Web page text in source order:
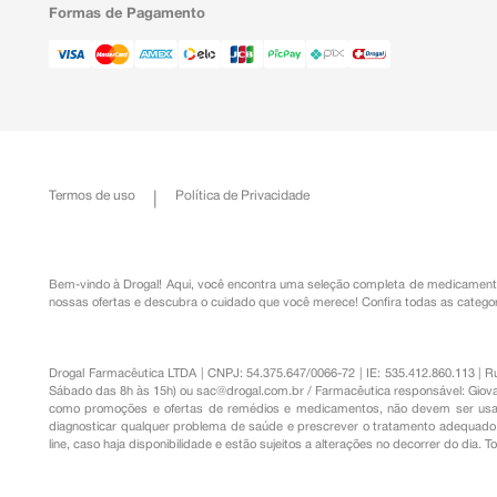
Formas de Pagamento
Termos de uso Política de Privacidade
Bem-vindo à Drogal! Aqui, você encontra uma seleção completa de
nossas ofertas e descubra o cuidado que você merece! Confira todas as
Drogal Farmacêutica LTDA | CNPJ: 54.375.647/0066-72 | IE: 535.412.860.113
Sábado das 8h às 15h) ousac@drogal.com.br / Farmacêutica responsável:
como promoções e ofertas de remédios e medicamentos, não devem ser
diagnosticar qualquer problema de saúde e prescrever o tratamento
line, caso haja disponibilidade e estão sujeitos a alterações no decorrer do dia.